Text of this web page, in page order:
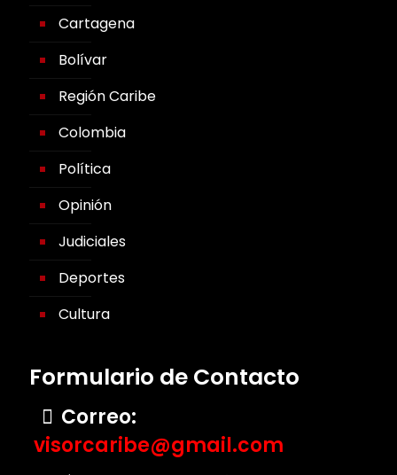
Cartagena
Bolívar
Región Caribe
Colombia
Política
Opinión
Judiciales
Deportes
Cultura
Formulario de Contacto
Correo:
visorcaribe@gmail.com